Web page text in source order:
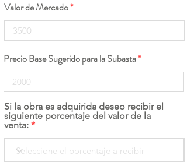
Valor de Mercado
Precio Base Sugerido para la Subasta
Si la obra es adquirida deseo recibir el
siguiente porcentaje del valor de la
venta: